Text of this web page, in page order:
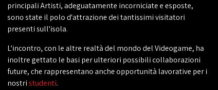
principali Artisti, adeguatamente incorniciate e esposte,
sono state il polo d'attrazione dei tantissimi visitatori
presenti sull'isola.
L'incontro, con le altre realtà del mondo del Videogame, ha
inoltre gettato le basi per ulteriori possibili collaborazioni
future, che rappresentano anche opportunità lavorative per i
nostristudenti.